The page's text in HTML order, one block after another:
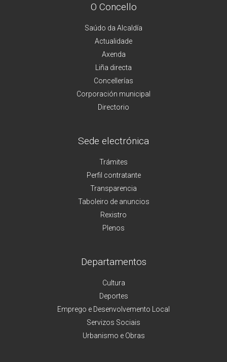
O Concello
Saúdo da Alcaldía
Actualidade
Axenda
Liña directa
Concellerías
Corporación municipal
Directorio
Sede electrónica
Trámites
Perfil contratante
Transparencia
Taboleiro de anuncios
Rexistro
Plenos
Departamentos
Cultura
Deportes
Emprego e Desenvolvemento Local
Servizos Sociais
Urbanismo e Obras